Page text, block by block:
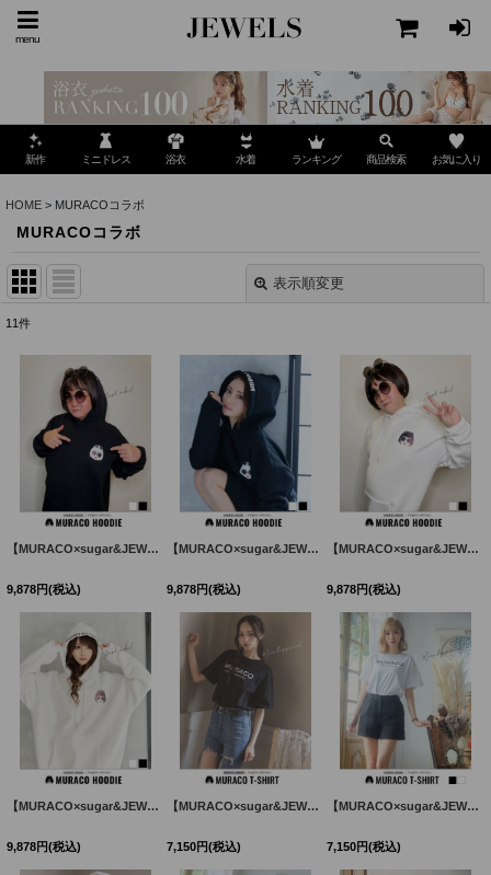
menu
新作 ミニドレス 浴衣 水着 ランキング 商品検索 お気に入り
HOME > MURACOコラボ
MURACOコラボ
表示順変更
並び順:
絞り込む
11件
【MURACO×sugar&JEWELS】MURACOLONDON ムラココラボパーカー/フーディー/ トレーナー/シンプルロゴデザイン[HC02]
9,878円(税込)
【MURACO×sugar&JEWELS】MURACOLONDON ムラココラボパーカー/フーディー/ トレーナー/シンプルロゴデザイン[HC02]
9,878円(税込)
【MURACO×sugar&JEWELS】MURACOLONDON ムラココラボパーカー/フーディー/ トレーナー/シンプルロゴデザイン[HC02]
9,878円(税込)
【MURACO×sugar&JEWELS】MURACOLONDON ムラココラボパーカー/フーディー/ トレーナー/シンプルロゴデザイン[HC02]
9,878円(税込)
【MURACO×sugar&JEWELS】MURACOLONDON ムラココラボTシャツ/ シンプルロゴデザイン【S-XLサイズ】[HC02]
7,150円(税込)
【MURACO×sugar&JEWELS】MURACOLONDON ムラココラボTシャツ/ シンプルロゴデザイン【S-XLサイズ】[HC02]
7,150円(税込)